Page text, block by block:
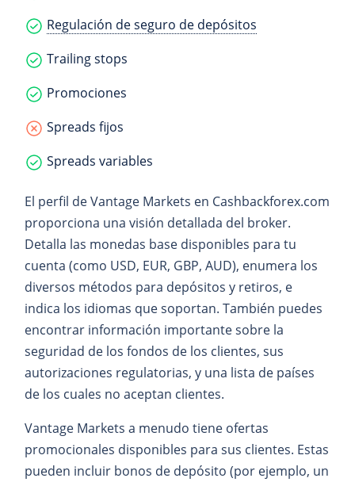
Regulación de seguro de depósitos
Trailing stops
Promociones
Spreads fijos
Spreads variables
El perfil de Vantage Markets en Cashbackforex.com
proporciona una visión detallada del broker.
Detalla las monedas base disponibles para tu
cuenta (como USD, EUR, GBP, AUD), enumera los
diversos métodos para depósitos y retiros, e
indica los idiomas que soportan. También puedes
encontrar información importante sobre la
seguridad de los fondos de los clientes, sus
autorizaciones regulatorias, y una lista de países
de los cuales no aceptan clientes.
Vantage Markets a menudo tiene ofertas
promocionales disponibles para sus clientes. Estas
pueden incluir bonos de depósito (por ejemplo, un